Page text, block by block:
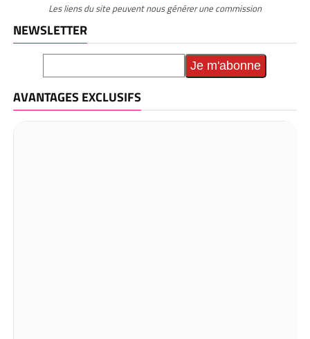
Les liens du site peuvent nous générer une commission
NEWSLETTER
AVANTAGES EXCLUSIFS